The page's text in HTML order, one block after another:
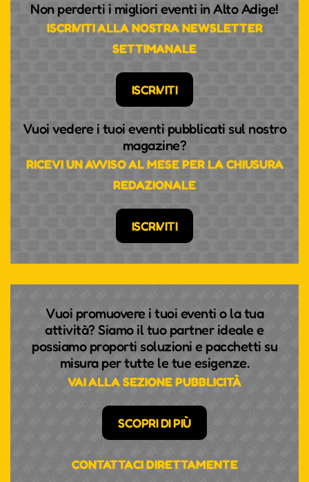
Non perderti i migliori eventi in Alto Adige!
ISCRIVITI ALLA NOSTRA NEWSLETTER
SETTIMANALE
ISCRIVITI
Vuoi vedere i tuoi eventi pubblicati sul nostro
magazine?
RICEVI UN AVVISO AL MESE PER LA CHIUSURA
REDAZIONALE
ISCRIVITI
Vuoi promuovere i tuoi eventi o la tua
attività? Siamo il tuo partner ideale e
possiamo proporti soluzioni e pacchetti su
misura per tutte le tue esigenze.
VAI ALLA SEZIONE PUBBLICITÀ
SCOPRI DI PIÙ
CONTATTACI DIRETTAMENTE